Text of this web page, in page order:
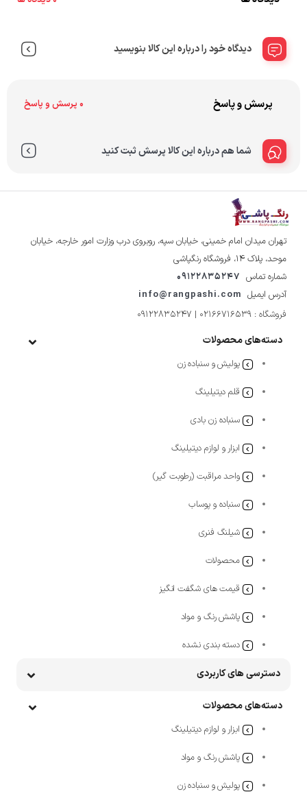
دیدگاه خود را درباره این کالا بنویسید
پرسش و پاسخ 0 پرسش و پاسخ
شما هم درباره این کالا پرسش ثبت کنید
تهران میدان امام خمینی، خیابان سپه، روبروی درب وزارت امور خارجه، خیابان
موحد، پلاک ۱۴، فروشگاه رنگپاشی
شماره تماس 09122835247
آدرس ایمیل info@rangpashi.com
فروشگاه : 02166716539 | 09122835247
دسته‌های محصولات
پولیش و سنباده زن
قلم دیتیلینگ
سنباده زن بادی
ابزار و لوازم دیتیلینگ
واحد مراقبت (رطوبت گیر)
سنباده و پوساب
شیلنگ فنری
محصولات
قیمت های شگفت انگیز
پاشش رنگ و مواد
دسته بندی نشده
دسترسی های کاربردی
دسته‌های محصولات
ابزار و لوازم دیتیلینگ
پاشش رنگ و مواد
پولیش و سنباده زن